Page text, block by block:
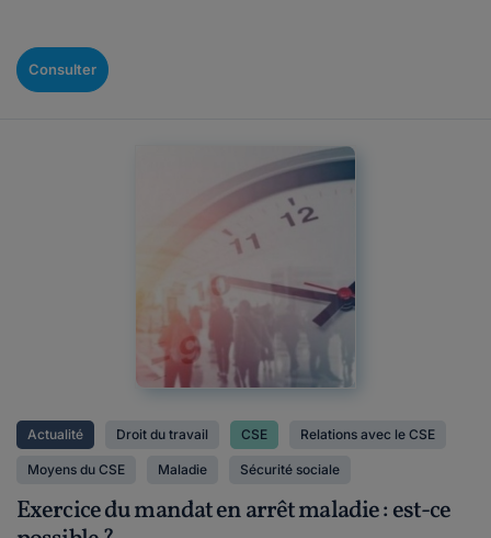
Consulter
Actualité Droit du travail CSE Relations avec le CSE
Moyens du CSE Maladie Sécurité sociale
Exercice du mandat en arrêt maladie : est-ce